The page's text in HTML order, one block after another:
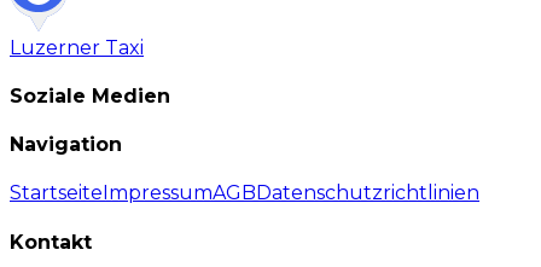
Luzerner Taxi
Soziale Medien
Navigation
Startseite ImpressumAGB Datenschutzrichtlinien
Kontakt